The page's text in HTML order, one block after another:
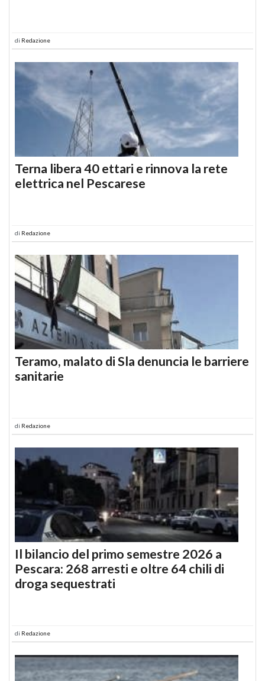
di Redazione
Terna libera 40 ettari e rinnova la rete
elettrica nel Pescarese
di Redazione
Teramo, malato di Sla denuncia le barriere
sanitarie
di Redazione
Il bilancio del primo semestre 2026 a
Pescara: 268 arresti e oltre 64 chili di
droga sequestrati
di Redazione